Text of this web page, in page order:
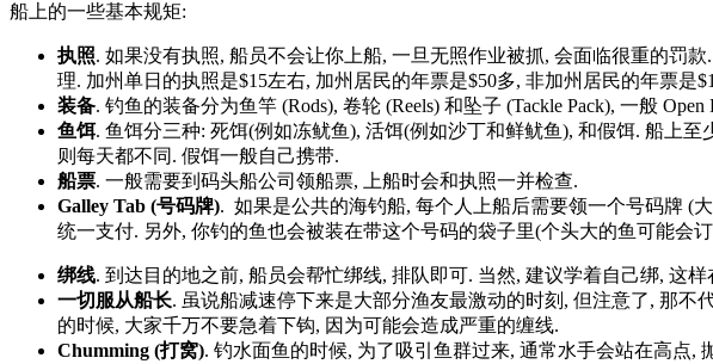
船上的一些基本规矩:
执照. 如果没有执照, 船员不会让你上船, 一旦无照作业被抓, 会面临很重的罚
理. 加州单日的执照是$15左右, 加州居民的年票是$50多, 非加州居民的年票
装备. 钓鱼的装备分为鱼竿 (Rods), 卷轮 (Reels) 和坠子 (Tackle Pack), 一般
鱼饵. 鱼饵分三种: 死饵(例如冻鱿鱼), 活饵(例如沙丁和鲜鱿鱼), 和假饵. 船上
则每天都不同. 假饵一般自己携带.
船票. 一般需要到码头船公司领船票, 上船时会和执照一并检查.
Galley Tab (号码牌). 如果是公共的海钓船, 每个人上船后需要领一个号码牌 (
统一支付. 另外, 你钓的鱼也会被装在带这个号码的袋子里(个头大的鱼可能会
绑线. 到达目的地之前, 船员会帮忙绑线, 排队即可. 当然, 建议学着自己绑, 这
一切服从船长. 虽说船减速停下来是大部分渔友最激动的时刻, 但注意了, 那不
的时候, 大家千万不要急着下钩, 因为可能会造成严重的缠线.
Chumming (打窝). 钓水面鱼的时候, 为了吸引鱼群过来, 通常水手会站在高点,